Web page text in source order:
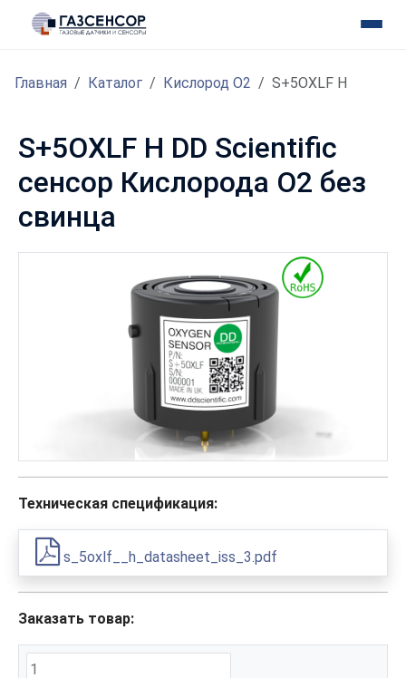
Главная Каталог Кислород O2 S+5OXLF H
S+5OXLF H DD Scientific
сенсор Кислорода O2 без
свинца
Техническая спецификация:
s_5oxlf__h_datasheet_iss_3.pdf
Заказать товар: